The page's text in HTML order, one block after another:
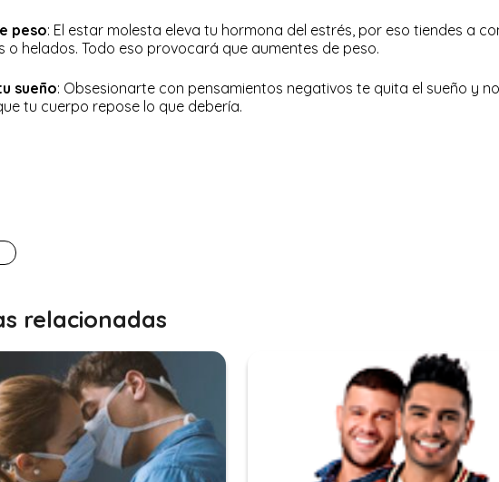
peso: El estar molesta eleva tu hormona del estrés, por eso tiendes a
o helados. Todo eso provocará que aumentes de peso.
sueño: Obsesionarte con pensamientos negativos te quita el sueño y no
tu cuerpo repose lo que debería.
relacionadas